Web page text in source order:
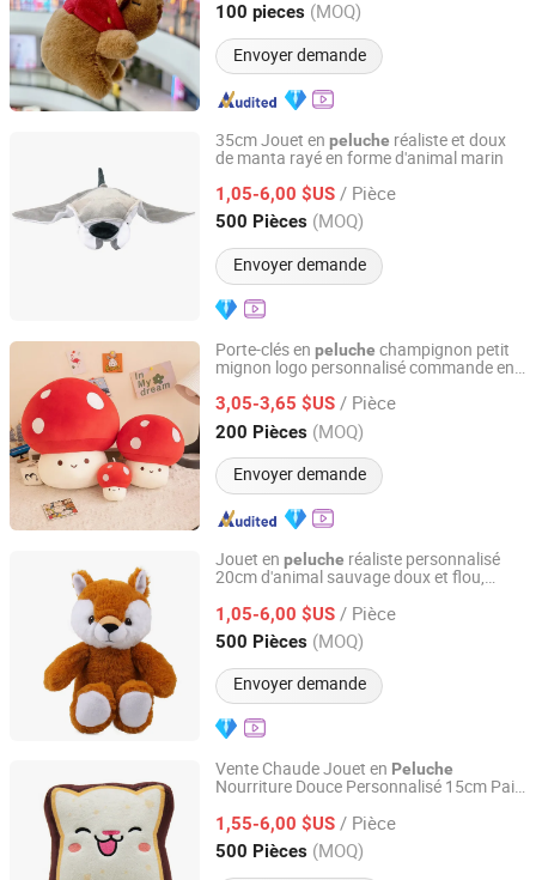
100 pieces (MOQ)
Envoyer demande
Jiangsu, China Depuis 2025
35cm Jouet en peluche réaliste et doux
de manta rayé en forme d'animal marin
1,05-6,00 $US / Pièce
500 Pièces (MOQ)
Envoyer demande
Guangdong Letu Toys Co., Ltd.
Guangdong, China Depuis 2026
Porte-clés en peluche champignon petit
mignon logo personnalisé commande en
3,05-3,65 $US / Pièce
200 Pièces (MOQ)
Envoyer demande
Ningbo Gusta Stationery Co., Ltd.
Zhejiang, China Depuis 2015
Jouet en peluche réaliste personnalisé
20cm d'animal sauvage doux et flou,
1,05-6,00 $US / Pièce
500 Pièces (MOQ)
Envoyer demande
Guangdong Letu Toys Co., Ltd.
Guangdong, China Depuis 2026
Vente Chaude Jouet en Peluche
Nourriture Douce Personnalisé 15cm Pain
1,55-6,00 $US / Pièce
500 Pièces (MOQ)
Guangdong Letu Toys Co., Ltd.
Guangdong, China Depuis 2026